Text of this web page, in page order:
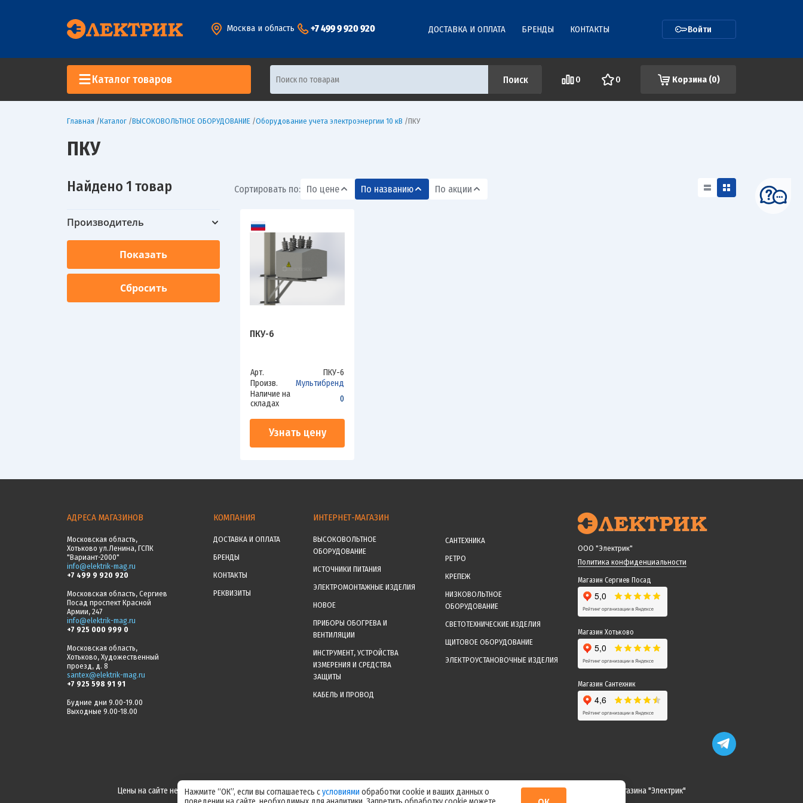
Москва и область +7 499 9 920 920 ДОСТАВКА И ОПЛАТА БРЕНДЫ КОНТАКТЫ Войти
Каталог товаров 0 0 Корзина (0)
Главная /Каталог /ВЫСОКОВОЛЬТНОЕ ОБОРУДОВАНИЕ /Оборудование учета электроэнергии 10 кВ /ПКУ
ПКУ
Найдено 1 товар
Производитель
Сортировать по: По цене По названию По акции
ПКУ-6
Арт.
ПКУ-6
Произв.
Мультибренд
Наличие на
складах
0
Узнать цену
АДРЕСА МАГАЗИНОВ
Московская область,
Хотьково ул.Ленина, ГСПК
"Вариант-2000"
info@elektrik-mag.ru
+7 499 9 920 920
Московская область, Сергиев
Посад проспект Красной
Армии, 247
info@elektrik-mag.ru
+7 925 000 999 0
Московская область,
Хотьково, Художественный
проезд, д. 8
santex@elektrik-mag.ru
+7 925 598 91 91
Будние дни 9.00-19.00
Выходные 9.00-18.00
КОМПАНИЯ
ДОСТАВКА И ОПЛАТА
БРЕНДЫ
КОНТАКТЫ
РЕКВИЗИТЫ
ИНТЕРНЕТ-МАГАЗИН
ВЫСОКОВОЛЬТНОЕ
ОБОРУДОВАНИЕ
ИСТОЧНИКИ ПИТАНИЯ
ЭЛЕКТРОМОНТАЖНЫЕ ИЗДЕЛИЯ
НОВОЕ
ПРИБОРЫ ОБОГРЕВА И
ВЕНТИЛЯЦИИ
ИНСТРУМЕНТ, УСТРОЙСТВА
ИЗМЕРЕНИЯ И СРЕДСТВА
ЗАЩИТЫ
КАБЕЛЬ И ПРОВОД
САНТЕХНИКА
РЕТРО
КРЕПЕЖ
НИЗКОВОЛЬТНОЕ
ОБОРУДОВАНИЕ
СВЕТОТЕХНИЧЕСКИЕ ИЗДЕЛИЯ
ЩИТОВОЕ ОБОРУДОВАНИЕ
ЭЛЕКТРОУСТАНОВОЧНЫЕ ИЗДЕЛИЯ
ООО "Электрик"
Политика конфиденциальности
Магазин Сергиев Посад
Магазин Хотьково
Магазин Сантехник
Цены на сайте не являются офертой! Актуальные цены уточняйте у менеджера после оформления заказа! Спасибо за понимание! Команда магазина "Электрик"
Нажмите “ОК”, если вы соглашаетесь сусловиями обработки cookie и ваших данных о